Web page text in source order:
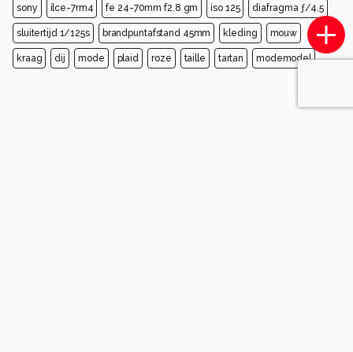
sony ilce-7rm4 fe 24-70mm f2.8 gm iso 125 diafragma ƒ/4.5
sluitertijd 1/125s brandpuntafstand 45mm kleding mouw
kraag dij mode plaid roze taille tartan modemodel